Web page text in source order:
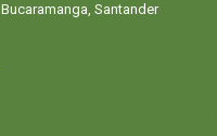
Bucaramanga, Santander